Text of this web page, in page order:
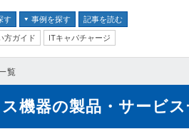
す 事例を探す
記事を読む
方ガイド
ITキャパチャージ
覧
機器の製品・サービス